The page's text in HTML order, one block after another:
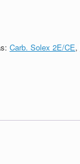
Carb. Solex 2E/CE,